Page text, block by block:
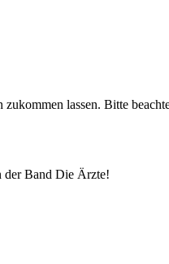
lassen. Bitte
der Band Die Ärzte!